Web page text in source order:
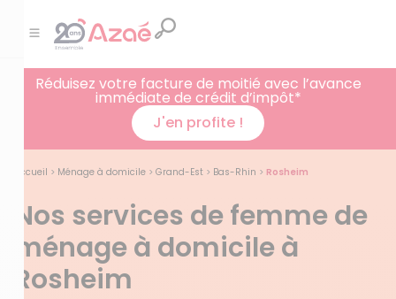
Réduisez votre facture de moitié avec l’avance
immédiate de crédit d’impôt*
J'en profite !
Accueil > Ménage à domicile > Grand-Est > Bas-Rhin > Rosheim
Nos services de femme de
ménage à domicile à
Rosheim